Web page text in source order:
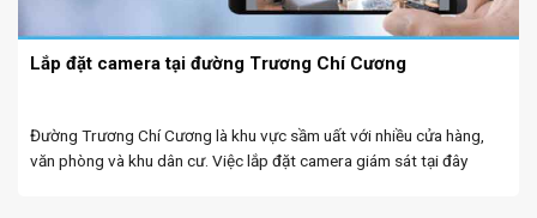
Lắp đặt camera tại đường Trương Chí Cương
Đường Trương Chí Cương là khu vực sầm uất với nhiều cửa hàng,
văn phòng và khu dân cư. Việc lắp đặt camera giám sát tại đây